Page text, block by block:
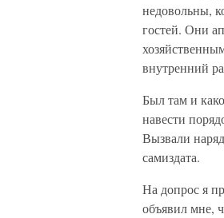
недовольны,
гостей. Они
внутренний
Был там и
навести
Вызвали
самиздата.
На допрос я
объявил мне,